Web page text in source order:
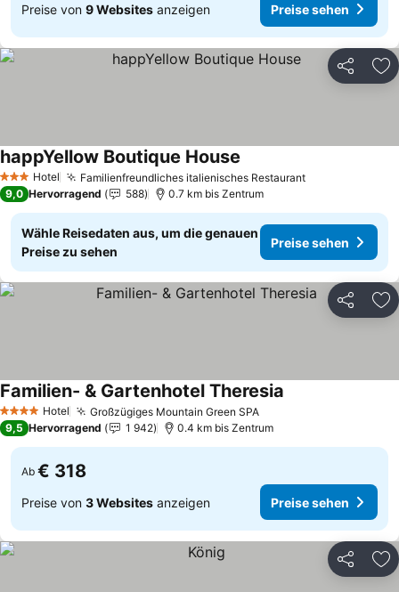
Preise von 9 Websites anzeigen Preise sehen
Teilen
3 SterneHotel Familienfreundliches italienisches Restaurant
happYellow Boutique House
9,0 Hervorragend 588 0.7 km bis Zentrum
Wähle Reisedaten aus, um die genauen
Preise zu sehen
Preise sehen
Teilen
4 Sterne Hotel Großzügiges Mountain Green SPA
Familien- & Gartenhotel Theresia
9,5 Hervorragend 1 942 0.4 km bis Zentrum
Ab € 318
Preise von 3 Websites anzeigen Preise sehen
Teilen